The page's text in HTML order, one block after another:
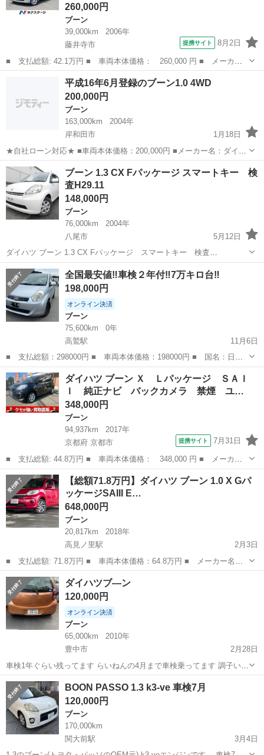
260,000円
ブーン
39,000km
2006年
藤井寺市
提携サイト 8月2日
■ 支払総額: 42.1万円 ■ 車両本体価格： 260,000 円 ■ メーカー
名： ダイハツ ■ 車種名： ブーン ■ グレード名： １．０Ｃ
Ｌ 純正オーディオ 禁煙車 ドラレコ ＥＴＣ ＣＤ再生 キーレ
ス 電動格納ミ...
藤井寺市 ブーン
平成16年6月登録のブーン1.0 4WD
200,000円
ブーン
163,000km
2004年
岸和田市
1月18日
★自社ローン対応★ ■車両本体価格：200,000円 ■メーカー名：ダイハ
ツ ■車種名：ブーン ■排気量：1,000cc ■年式：H16年 ■走行距離：
163,000km ■色名：ミントブルー ■駆動方...
大阪 岸和田市
ブーン 1.3 CX Fパッケージ スマートキー 検
査H29.11
148,000円
ブーン
76,000km
2004年
八尾市
5月12日
ダイハツ ブーン 1.3 CX Fパッケージ スマートキー 検査
H29.11 （ホワイト） 低燃費なブーン！ 車検H29.11月迄付いて支払
総額23.8万円でご用意しました！ 年式(初度登録年):2004(H16)、 走...
大阪 八尾市 ブーン 燃費
全国最安値‼️車検２年付‼️7万キロ台‼️
198,000円
オンライン決済
ブーン
75,600km
0年
高鷲駅
11月6日
■ 支払総額：298000円 ■ 車両本体価格：198000円 ■ 国名：日本
■ メーカー名：ダイハツ ■ 車種名：ブーン ■ グレード名：CL ■
排気量：1000cc ■ 燃料 : ガソリン ■ ドア枚数 : ...
大阪 羽曳野市 車両
ダイハツ ブーン Ｘ Ｌパッケージ ＳＡＩ
Ｉ 純正ナビ バックカメラ 禁煙 ユ…
348,000円
ブーン
94,937km
2017年
京都府 京都市
提携サイト 7月31日
■ 支払総額: 44.8万円 ■ 車両本体価格： 348,000 円 ■ メーカー
名： ダイハツ ■ 車種名： ブーン ■ グレード名： Ｘ Ｌパッ
ケージ ＳＡＩＩ 純正ナビ バックカメラ 禁煙 ユーザー買取
■ 排気量：...
京都 京都市 ブーン
【総額71.8万円】ダイハツ ブーン 1.0 X Gパ
ッケージSAIII E…
648,000円
ブーン
20,817km
2018年
高見ノ里駅
2月3日
■ 支払総額: 71.8万円 ■ 車両本体価格：64.8万円 ■ メーカー名：
ダイハツ ■ 車種名：ブーン ■ グレード名：1.0 X Gパッケージ
SAIII ■ 付属品 : ETC、ナビ、ドラレコ、バック...
大阪 松原市 高見ノ里駅
ダイハツブ—ン
120,000円
オンライン決済
ブーン
65,000km
2010年
豊中市
2月28日
車検1年ぐらい残ってます らいねんの4月まで車検乗ってます 調子いい
よ大阪 豊中市
BOON PASSO 1.3 k3-ve 車検7月
120,000円
ブーン
170,000km
関大前駅
3月4日